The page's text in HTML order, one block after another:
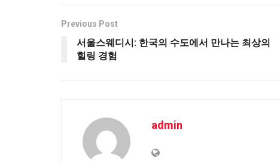
Previous Post
서울스웨디시: 한국의 수도에서 만나는 최상의
힐링 경험
admin